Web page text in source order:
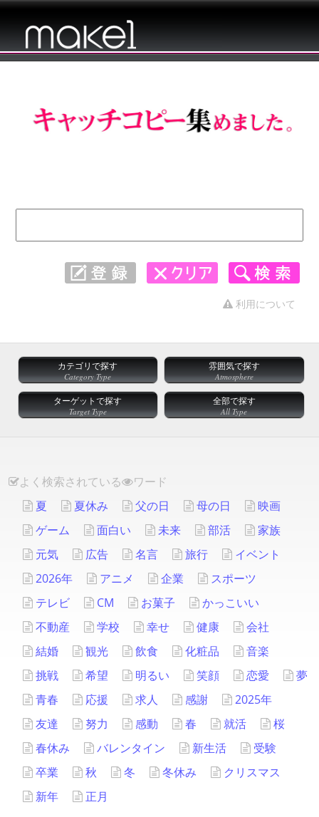
利用について
カテゴリで探す
Category Type
雰囲気で探す
Atmosphere
ターゲットで探す
Target Type
全部で探す
All Type
よく検索されている
ワード
夏
夏休み 父の日 母の日
映画
ゲーム
面白い 未来 部活
家族
元気
広告 名言 旅行
イベント
2026年
アニメ 企業
スポーツ
テレビ
CM お菓子
かっこいい
不動産
学校 幸せ 健康
会社
結婚
観光 飲食 化粧品
音楽
挑戦
希望 明るい 笑顔 恋愛
夢
青春
応援 求人 感謝
2025年
友達
努力 感動 春 就活
桜
春休み
バレンタイン 新生活
受験
卒業
秋 冬 冬休み
クリスマス
新年
正月